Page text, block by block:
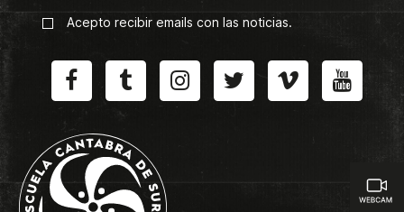
Acepto recibir emails con las noticias.